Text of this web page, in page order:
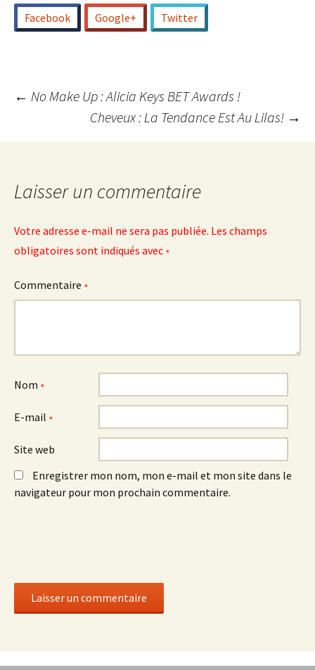
Facebook Google+ Twitter
Navigation
des
articles
← No Make Up : Alicia Keys BET Awards !
Cheveux : La Tendance Est Au Lilas! →
Laisser un commentaire
Votre adresse e-mail ne sera pas publiée. Les champs
obligatoires sont indiqués avec *
Commentaire *
Nom *
E-mail *
Site web
Enregistrer mon nom, mon e-mail et mon site dans le
navigateur pour mon prochain commentaire.